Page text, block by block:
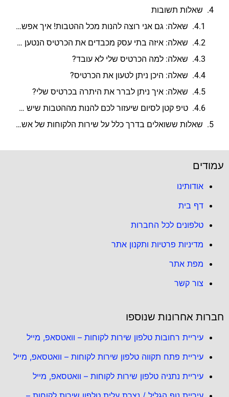
שאלות תשובות
שאלה: גם אני רוצה להנות מכל ההטבות! איך אפשר להצטרף למועדון אשמורת?
שאלה: איזה בתי עסק מכבדים את הכרטיס הנטען של מועדון אשמורת?
שאלה: למה הכרטיס שלי לא עובד?
שאלה: היכן ניתן לטעון את הכרטיס?
שאלה: איך ניתן לברר את היתרה בכרטיס שלי?
טיפ קטן לסיום שיעזור לכם להנות מההטבות שיש למועדון אשמורת להציע
שאלות ששואלים בדרך כלל על שירות הלקוחות של אשמורת
עמודים
אודותינו
דף בית
טלפונים לכל החברות
מדיניות פרטיות ותקנון אתר
מפת אתר
צור קשר
חברות אחרונות שנוספו
עיריית רחובות טלפון שירות לקוחות – וואטסאפ, מייל
עיריית פתח תקווה טלפון שירות לקוחות – וואטסאפ, מייל
עיריית נתניה טלפון שירות לקוחות – וואטסאפ, מייל